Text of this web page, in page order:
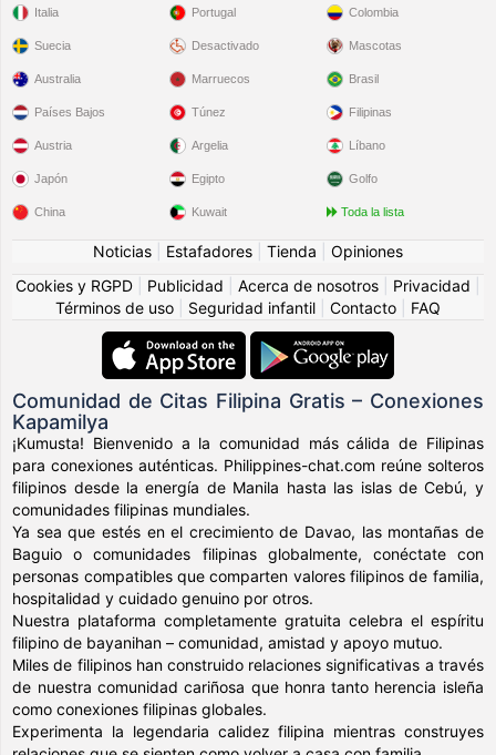
Italia
Suecia
Portugal
Desactivado
Colombia
Mascotas
Australia
Países Bajos
Austria
Japón
China
Marruecos
Túnez
Argelia
Egipto
Kuwait
Brasil
Filipinas
Líbano
Golfo
Toda la lista
Noticias Estafadores Tienda
Opiniones
Cookies y RGPD
Publicidad Acerca de nosotros Privacidad
Términos de uso
Seguridad infantil Contacto FAQ
Comunidad de Citas Filipina Gratis – Conexiones
Kapamilya
¡Kumusta! Bienvenido a la comunidad más cálida de Filipinas
para conexiones auténticas. Philippines-chat.com reúne solteros
filipinos desde la energía de Manila hasta las islas de Cebú, y
comunidades filipinas mundiales.
Ya sea que estés en el crecimiento de Davao, las montañas de
Baguio o comunidades filipinas globalmente, conéctate con
personas compatibles que comparten valores filipinos de familia,
hospitalidad y cuidado genuino por otros.
Nuestra plataforma completamente gratuita celebra el espíritu
filipino de bayanihan – comunidad, amistad y apoyo mutuo.
Miles de filipinos han construido relaciones significativas a través
de nuestra comunidad cariñosa que honra tanto herencia isleña
como conexiones filipinas globales.
Experimenta la legendaria calidez filipina mientras construyes